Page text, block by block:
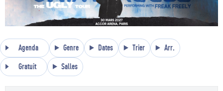
Agenda Genre Dates Trier Arr.
Gratuit Salles